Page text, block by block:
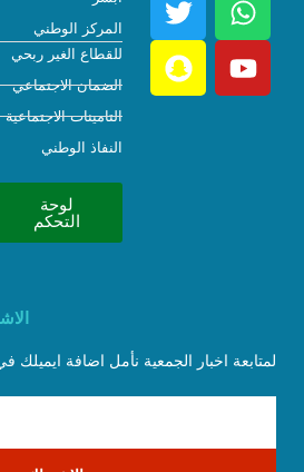
المركز الوطني
للقطاع الغير ربحي
الضمان الاجتماعي
التامينات الاجتماعية
النفاذ الوطني
لوحة
التحكم
لمتابعة اخبار الجمعية نأمل اضافة ايميلك